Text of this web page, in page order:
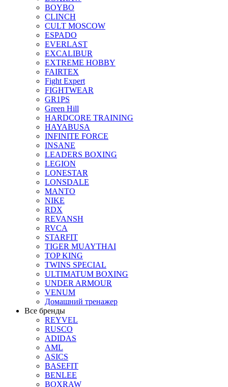
BOYBO
CLINCH
CULT MOSCOW
ESPADO
EVERLAST
EXCALIBUR
EXTREME HOBBY
FAIRTEX
Fight Expert
FIGHTWEAR
GR1PS
Green Hill
HARDCORE TRAINING
HAYABUSA
INFINITE FORCE
INSANE
LEADERS BOXING
LEGION
LONESTAR
LONSDALE
MANTO
NIKE
RDX
REVANSH
RVCA
STARFIT
TIGER MUAYTHAI
TOP KING
TWINS SPECIAL
ULTIMATUM BOXING
UNDER ARMOUR
VENUM
Домашний тренажер
Все бренды
REYVEL
RUSCO
ADIDAS
AML
ASICS
BASEFIT
BENLEE
BOXRAW